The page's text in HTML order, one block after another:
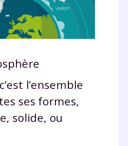
l’ensemble
ses formes,
solide, ou